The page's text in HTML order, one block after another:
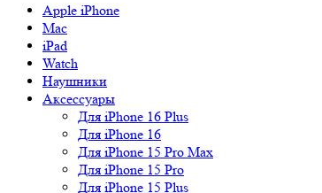
Apple iPhone
Mac
iPad
Watch
Наушники
Аксессуары
Для iPhone 16 Plus
Для iPhone 16
Для iPhone 15 Pro Max
Для iPhone 15 Pro
Для iPhone 15 Plus